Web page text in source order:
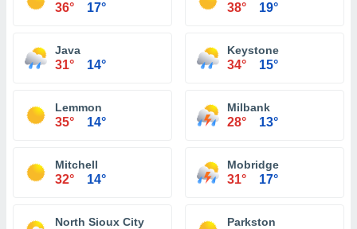
36° 17° 38° 19°
Java
31° 14°
Keystone
34° 15°
Lemmon
35° 14°
Milbank
28° 13°
Mitchell
32° 14°
Mobridge
31° 17°
North Sioux City Parkston